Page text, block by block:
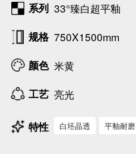
系列 33°臻白超平釉
规格 750X1500mm
颜色 米黄
工艺 亮光
特性 白坯晶透 平釉耐磨